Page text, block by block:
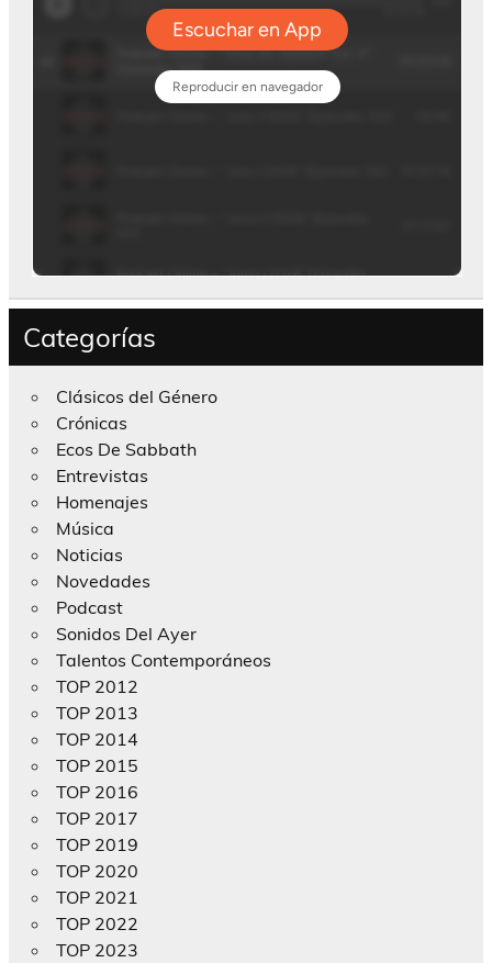
Categorías
Clásicos del Género
Crónicas
Ecos De Sabbath
Entrevistas
Homenajes
Música
Noticias
Novedades
Podcast
Sonidos Del Ayer
Talentos Contemporáneos
TOP 2012
TOP 2013
TOP 2014
TOP 2015
TOP 2016
TOP 2017
TOP 2019
TOP 2020
TOP 2021
TOP 2022
TOP 2023